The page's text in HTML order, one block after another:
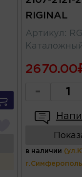
RIGINAL
Артикул :
2670.00
-
в наличии